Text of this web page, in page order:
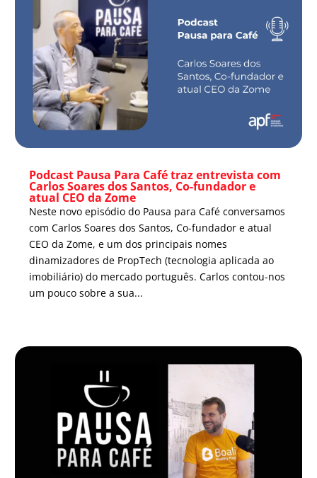
Podcast Pausa Para Café traz entrevista com
Carlos Soares dos Santos, Co-fundador e
atual CEO da Zome
Neste novo episódio do Pausa para Café conversamos
com Carlos Soares dos Santos, Co-fundador e atual
CEO da Zome, e um dos principais nomes
dinamizadores de PropTech (tecnologia aplicada ao
imobiliário) do mercado português. Carlos contou-nos
um pouco sobre a sua...